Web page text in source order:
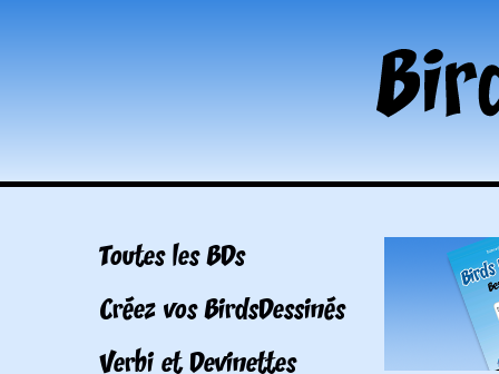
Toutes les BDs
Créez vos BirdsDessinés
Verbi et Devinettes